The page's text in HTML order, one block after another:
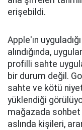
erişebildi.
Apple'ın
alındığında,
profilli sahte
bir durum değil.
sahte ve kötü
yüklendiği
mağazada sohbet
aslında kişileri,